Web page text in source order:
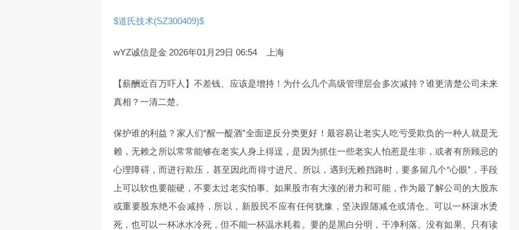
$道氏技术(SZ300409)$
wYZ诚信是金 2026年01月29日 06:54 上海
【薪酬近百万吓人】不差钱、应该是增持！为什么几个高级管理层会多次减持？谁更清楚公司未来
真相？一清二楚。
保护谁的利益？家人们“醒一醍酒”全面逆反分类更好！最容易让老实人吃亏受欺负的一种人就是无
赖，无赖之所以常常能够在老实人身上得逞，是因为抓住一些老实人怕惹是生非，或者有所顾忌的
心理障碍，而进行欺压，甚至因此而得寸进尺。所以，遇到无赖挡路时，要多留几个“心眼”，手段
上可以软也要能硬，不要太过老实怕事。如果股市有大涨的潜力和可能，作为最了解公司的大股东
或重要股东绝不会减持，所以，新股民不应有任何犹豫，坚决跟随减仓或清仓。可以一杯滚水烫
死，也可以一杯冰水冷死，但不能一杯温水耗着。要的是黑白分明，干净利落。没有如果、只有读